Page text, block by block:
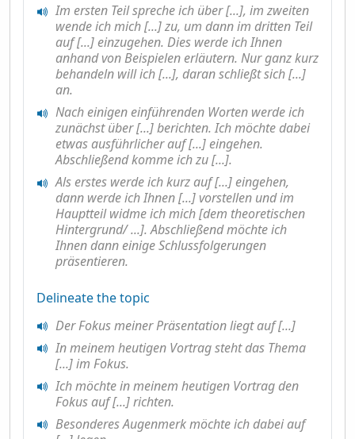
Im ersten Teil spreche ich über [...], im zweiten
wende ich mich [...] zu, um dann im dritten Teil
auf [...] einzugehen. Dies werde ich Ihnen
anhand von Beispielen erläutern. Nur ganz kurz
behandeln will ich [...], daran schließt sich [...]
an.
Nach einigen einführenden Worten werde ich
zunächst über [...] berichten. Ich möchte dabei
etwas ausführlicher auf [...] eingehen.
Abschließend komme ich zu [...].
Als erstes werde ich kurz auf [...] eingehen,
dann werde ich Ihnen [...] vorstellen und im
Hauptteil widme ich mich [dem theoretischen
Hintergrund/ ...]. Abschließend möchte ich
Ihnen dann einige Schlussfolgerungen
präsentieren.
Delineate the topic
Der Fokus meiner Präsentation liegt auf [...]
In meinem heutigen Vortrag steht das Thema
[...] im Fokus.
Ich möchte in meinem heutigen Vortrag den
Fokus auf [...] richten.
Besonderes Augenmerk möchte ich dabei auf